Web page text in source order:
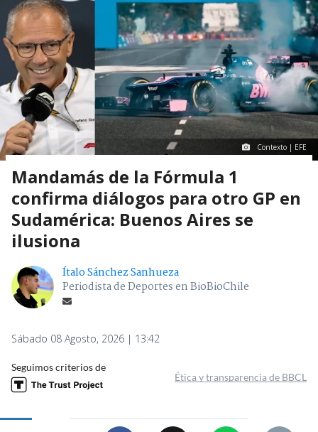
Contexto | EFE
Mandamás de la Fórmula 1
confirma diálogos para otro GP en
Sudamérica: Buenos Aires se
ilusiona
Ítalo Sánchez Sanhueza
Periodista de Deportes en BioBioChile
Sábado 08 Agosto, 2026 | 13:42
Seguimos criterios de
Ética y transparencia de BBCL